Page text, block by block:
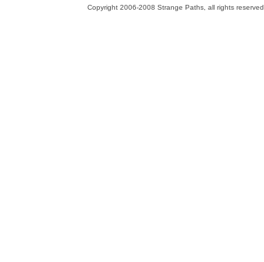
Copyright 2006-2008 Strange Paths, all rights reserved.